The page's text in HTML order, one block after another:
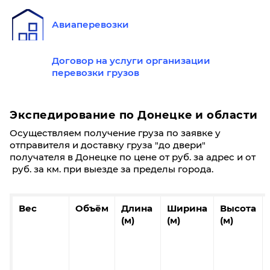
Донецк
47,1 47
12910
Фиксированные тарифы
До 5 кг/ До 0,03 м³: 1340₽
До 40 кг/ До 0,19 м³: 2350₽
Авиаперевозки
Договор на услуги организации
перевозки грузов
Экспедирование по Донецкe и области
Осуществляем получение груза по заявке у
отправителя и доставку груза "до двери"
получателя в Донецкe по цене от руб. за адрес и от
руб. за км. при выезде за пределы города.
Вес Объём
Длина
(м)
Ширина
(м)
Высота
(м)